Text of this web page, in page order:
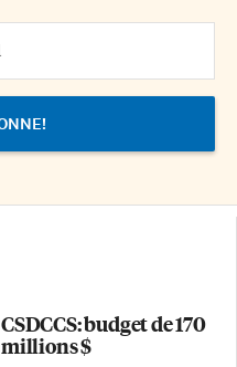
CSDCCS: budget de 170
millions $